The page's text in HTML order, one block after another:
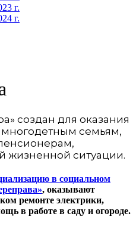
г.
г.
создан для оказания
семьям,
жизненной ситуации.
в социальном
, оказывают
ремонте электрики,
в работе в саду и огороде.